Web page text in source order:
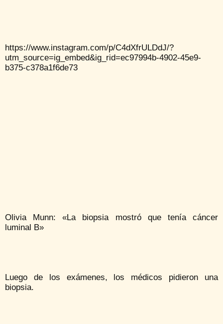
https://www.instagram.com/p/C4dXfrULDdJ/?
utm_source=ig_embed&ig_rid=ec97994b-4902-45e9-
b375-c378a1f6de73
Olivia Munn: «La biopsia mostró que tenía cáncer
luminal B»
Luego de los exámenes, los médicos pidieron una
biopsia.